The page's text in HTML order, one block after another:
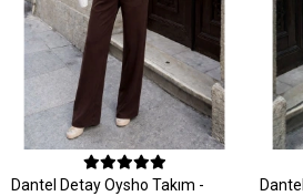
Dantel Detay Oysho Takım -